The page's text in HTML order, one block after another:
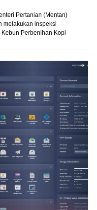
Pertanian (Mentan)
melakukan inspeksi
Perbenihan Kopi